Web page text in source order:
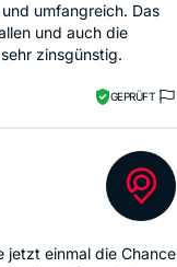
umfangreich. Das
und auch die
zinsgünstig.
GEPRÜFT
jetzt einmal die Chance